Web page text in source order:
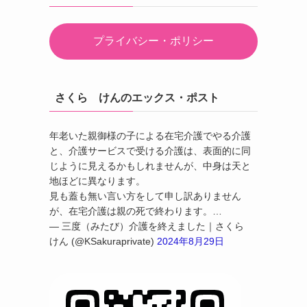
プライバシー・ポリシー
さくら けんのエックス・ポスト
年老いた親御様の子による在宅介護でやる介護
と、介護サービスで受ける介護は、表面的に同
じように見えるかもしれませんが、中身は天と
地ほどに異なります。
見も蓋も無い言い方をして申し訳ありません
が、在宅介護は親の死で終わります。…
— 三度（みたび）介護を終えました｜さくら
けん (@KSakuraprivate) 2024年8月29日